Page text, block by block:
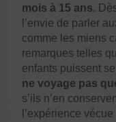
mois à 15 ans.
l’envie de parler
comme les miens
remarques telles
enfants puissent
ne voyage pas
s’ils n’en
l’expérience